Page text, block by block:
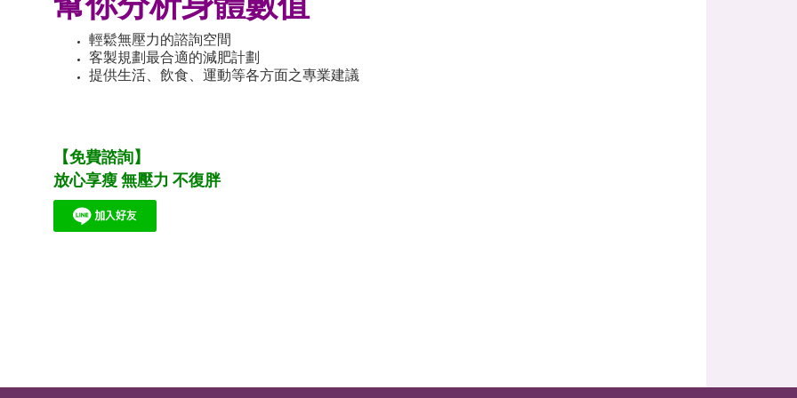
輕鬆無壓力的諮詢空間
客製規劃最合適的減肥計劃
提供生活、飲食、運動等各方面之專業建議
【免費諮詢】
放心享瘦 無壓力 不復胖